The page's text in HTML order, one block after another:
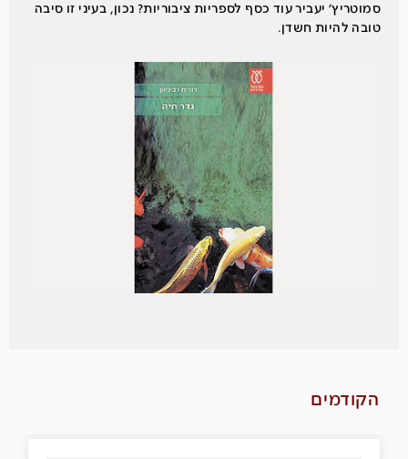
סמוטריץ׳ יעביר עוד כסף לספריות ציבוריות? נכון, בעיני זו סיבה
טובה להיות חשדן.
הקודמים